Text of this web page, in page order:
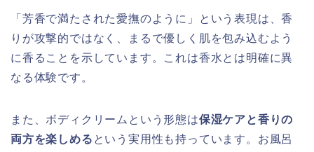
「芳香で満たされた愛撫のように」という表現は、香
りが攻撃的ではなく、まるで優しく肌を包み込むよう
に香ることを示しています。これは香水とは明確に異
なる体験です。
また、ボディクリームという形態は保湿ケアと香りの
両方を楽しめる という実用性も持っています。お風呂